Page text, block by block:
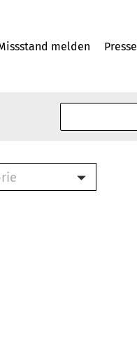
melden Presse
(RTF)
(PDF)